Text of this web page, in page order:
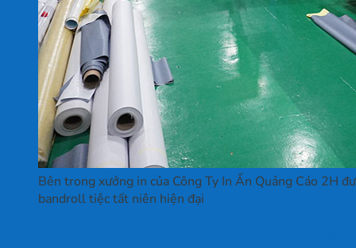
Bên trong xưởng in của Công Ty In Ấn Quảng Cáo 2H
bandroll tiệc tất niên hiện đại